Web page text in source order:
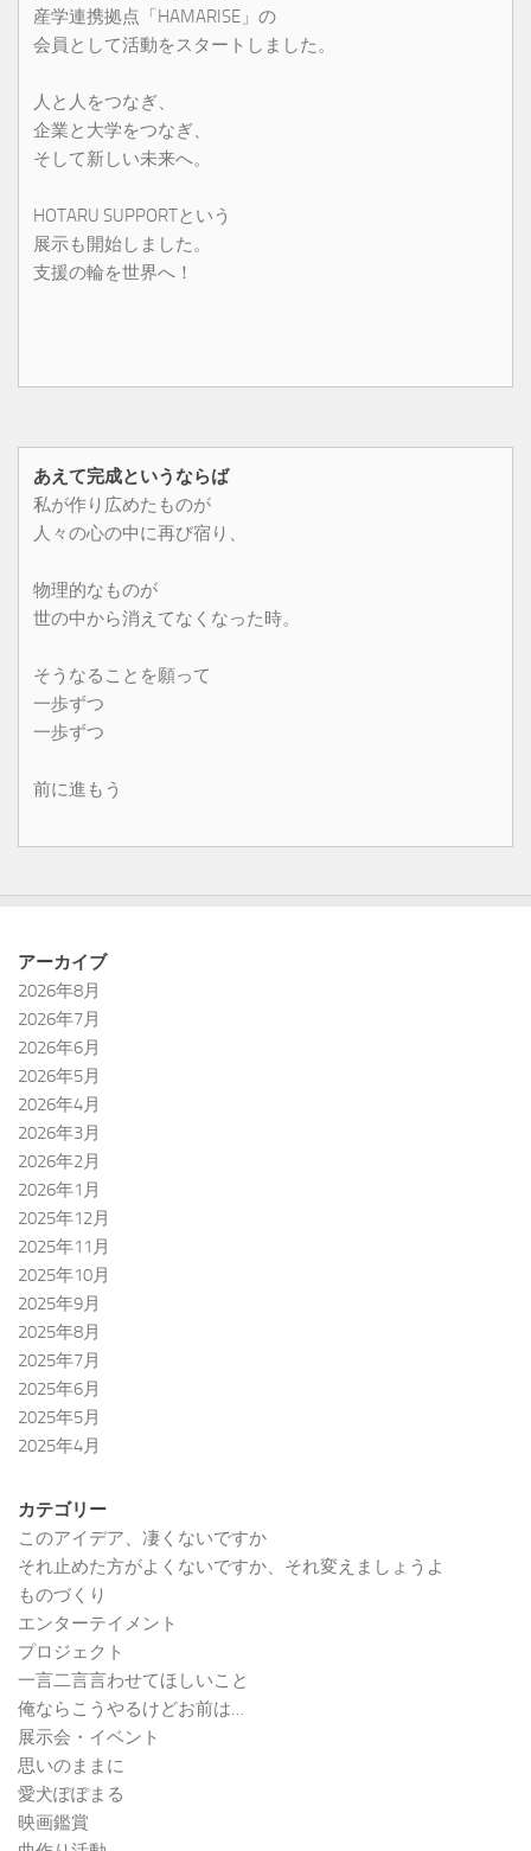
産学連携拠点「HAMARISE」の
会員として活動をスタートしました。
人と人をつなぎ、
企業と大学をつなぎ、
そして新しい未来へ。
HOTARU SUPPORTという
展示も開始しました。
支援の輪を世界へ！
あえて完成というならば
私が作り広めたものが
人々の心の中に再び宿り、
物理的なものが
世の中から消えてなくなった時。
そうなることを願って
一歩ずつ
一歩ずつ
前に進もう
アーカイブ
2026年8月
2026年7月
2026年6月
2026年5月
2026年4月
2026年3月
2026年2月
2026年1月
2025年12月
2025年11月
2025年10月
2025年9月
2025年8月
2025年7月
2025年6月
2025年5月
2025年4月
カテゴリー
このアイデア、凄くないですか
それ止めた方がよくないですか、それ変えましょうよ
ものづくり
エンターテイメント
プロジェクト
一言二言言わせてほしいこと
俺ならこうやるけどお前は…
展示会・イベント
思いのままに
愛犬ぽぽまる
映画鑑賞